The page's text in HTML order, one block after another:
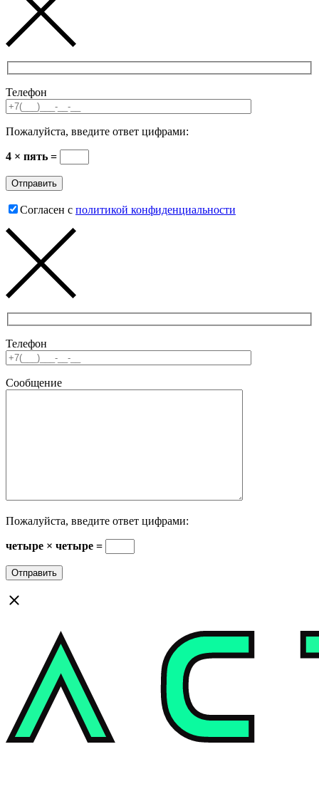
Телефон
Пожалуйста, введите ответ цифрами:
4 × пять =
Согласен с политикой конфиденциальности
Телефон
Сообщение
Пожалуйста, введите ответ цифрами:
четыре × четыре =